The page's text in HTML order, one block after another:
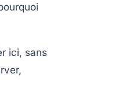
ici, sans